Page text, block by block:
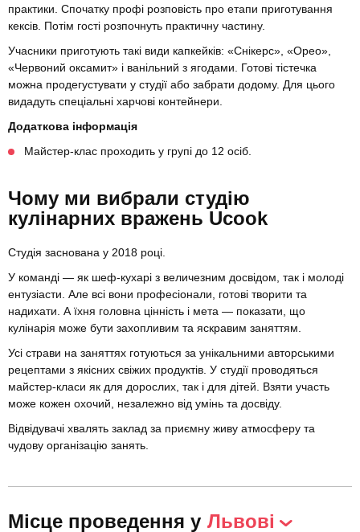
практики. Спочатку профі розповість про етапи приготування
кексів. Потім гості розпочнуть практичну частину.
Учасники приготують такі види капкейків: «Снікерс», «Орео»,
«Червоний оксамит» і ванільний з ягодами. Готові тістечка
можна продегустувати у студії або забрати додому. Для цього
видадуть спеціальні харчові контейнери.
Додаткова інформація
Майстер-клас проходить у групі до 12 осіб.
Чому ми вибрали студію
кулінарних вражень Ucook
Студія заснована у 2018 році.
У команді — як шеф-кухарі з величезним досвідом, так і молоді
ентузіасти. Але всі вони професіонали, готові творити та
надихати. А їхня головна цінність і мета — показати, що
кулінарія може бути захопливим та яскравим заняттям.
Усі страви на заняттях готуються за унікальними авторськими
рецептами з якісних свіжих продуктів. У студії проводяться
майстер-класи як для дорослих, так і для дітей. Взяти участь
може кожен охочий, незалежно від умінь та досвіду.
Відвідувачі хвалять заклад за приємну живу атмосферу та
чудову організацію занять.
Місце проведення у Львові